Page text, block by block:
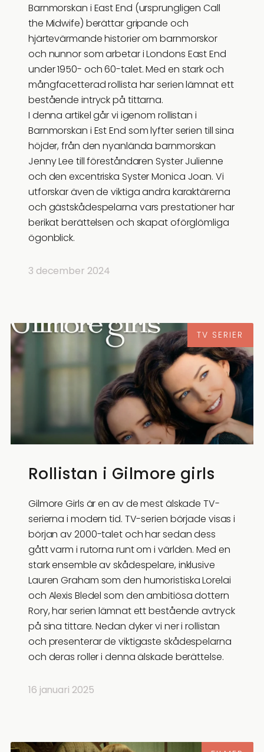
Barnmorskan i East End (ursprungligen Call
the Midwife) berättar gripande och
hjärtevärmande historier om barnmorskor
och nunnor som arbetar i Londons East End
under 1950- och 60-talet. Med en stark och
mångfacetterad rollista har serien lämnat ett
bestående intryck på tittarna.
I denna artikel går vi igenom rollistan i
Barnmorskan i Est End som lyfter serien till sina
höjder, från den nyanlända barnmorskan
Jenny Lee till föreståndaren Syster Julienne
och den excentriska Syster Monica Joan. Vi
utforskar även de viktiga andra karaktärerna
och gästskådespelarna vars prestationer har
berikat berättelsen och skapat oförglömliga
ögonblick.
3 december 2024
TV SERIER
Rollistan i Gilmore girls
Gilmore Girls är en av de mest älskade TV-
serierna i modern tid. TV-serien började visas i
början av 2000-talet och har sedan dess
gått varm i rutorna runt om i världen. Med en
stark ensemble av skådespelare, inklusive
Lauren Graham som den humoristiska Lorelai
och Alexis Bledel som den ambitiösa dottern
Rory, har serien lämnat ett bestående avtryck
på sina tittare. Nedan dyker vi ner i rollistan
och presenterar de viktigaste skådespelarna
och deras roller i denna älskade berättelse.
16 januari 2025